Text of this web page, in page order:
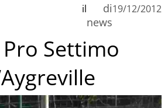
di
news
il 19/12/2012
Settimo